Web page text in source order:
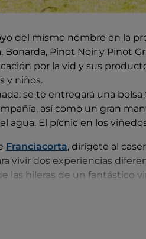
del mismo nombre en la
Bonarda, Pinot Noir y Pinot
por la vid y sus
y niños.
se te entregará una
así como un gran
agua. El pícnic en los
Franciacorta, dirígete al
vivir dos experiencias
las hileras de un fantástico